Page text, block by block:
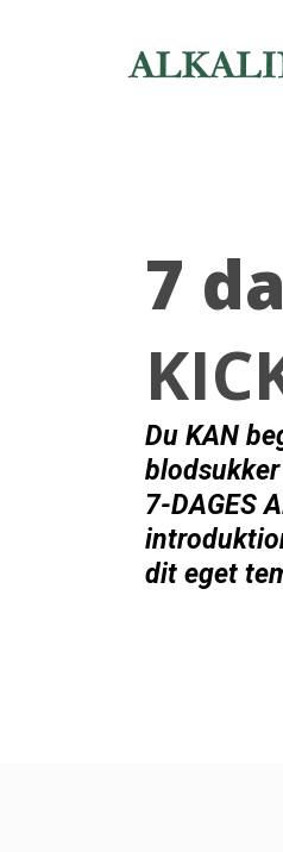
7
Du KAN
blodsukker
7-DAGES
dit eget